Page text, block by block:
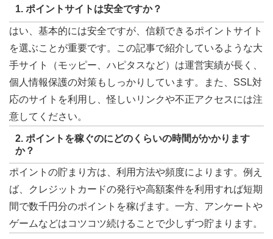
1. ポイントサイトは安全ですか？
はい、基本的には安全ですが、信頼できるポイントサイト
を選ぶことが重要です。この記事で紹介しているような大
手サイト（モッピー、ハピタスなど）は運営実績が長く、
個人情報保護の対策もしっかりしています。また、SSL対
応のサイトを利用し、怪しいリンクや不正アクセスには注
意してください。
2. ポイントを稼ぐのにどのくらいの時間がかかります
か？
ポイントの貯まり方は、利用方法や頻度によります。例え
ば、クレジットカードの発行や高額案件を利用すれば短期
間で数千円分のポイントを稼げます。一方、アンケートや
ゲームなどはコツコツ続けることで少しずつ貯まります。